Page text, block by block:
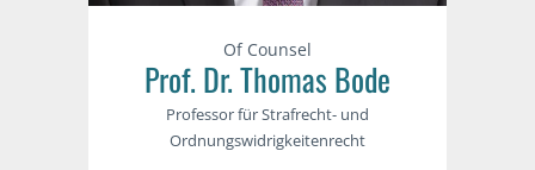
Of Counsel
Prof. Dr. Thomas Bode
Professor für Strafrecht- und
Ordnungswidrigkeitenrecht